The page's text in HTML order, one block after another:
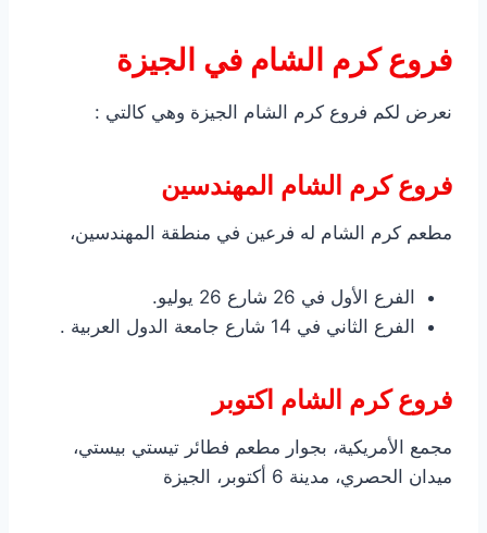
فروع كرم الشام في الجيزة
نعرض لكم فروع كرم الشام الجيزة وهي كالتي :
فروع كرم الشام المهندسين
مطعم كرم الشام له فرعين في منطقة المهندسين،
الفرع الأول في 26 شارع 26 يوليو.
الفرع الثاني في 14 شارع جامعة الدول العربية .
فروع كرم الشام اكتوبر
مجمع الأمريكية، بجوار مطعم فطائر تيستي بيستي،
ميدان الحصري، مدينة 6 أكتوبر، الجيزة